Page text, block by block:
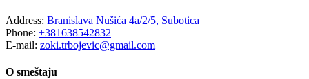
Address: Branislava Nušića 4a/2/5, Subotica
Phone: +381638542832
E-mail: zoki.trbojevic@gmail.com
O smeštaju